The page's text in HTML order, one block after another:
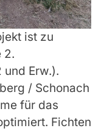
ist zu
2.
Erw.).
/ Schonach
für das
Fichten